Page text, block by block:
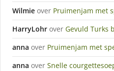
Wilmie over Pruimenjam met
HarryLohr over Gevuld Turks
anna over Pruimenjam met
anna over Snelle